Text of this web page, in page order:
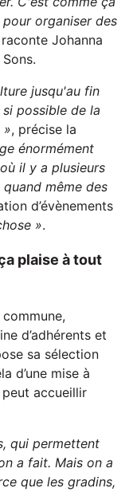
pour organiser des
raconte Johanna
jusqu'au fin
possible de la
», précise la
énormément
oùil y a plusieurs
même des
d’évènements
».
plaise à tout
d’adhérents et
sa sélection
d’une mise à
accueillir
qui permettent
a fait. Mais on a
que les gradins,